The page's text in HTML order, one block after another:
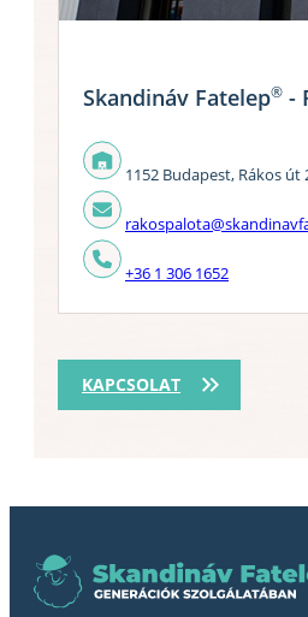
KAPCSOLAT
Skandináv Fatelep® -
1152 Budapest, Rákos út
+36 1 306 1652